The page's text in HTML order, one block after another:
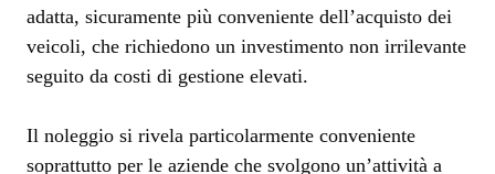
adatta, sicuramente più conveniente dell’acquisto dei
veicoli, che richiedono un investimento non irrilevante
seguito da costi di gestione elevati.
Il noleggio si rivela particolarmente conveniente
soprattutto per le aziende che svolgono un’attività a